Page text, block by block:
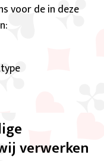
voor de in deze
verwerken